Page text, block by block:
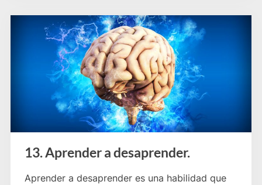
13. Aprender a desaprender.
Aprender a desaprender es una habilidad que